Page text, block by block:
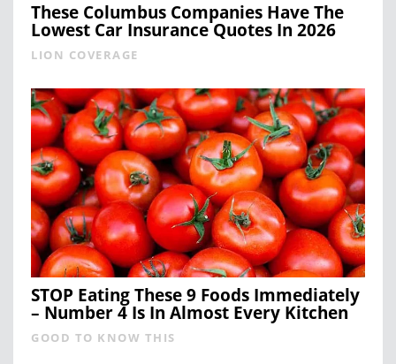
These Columbus Companies Have The
Lowest Car Insurance Quotes In 2026
LION COVERAGE
STOP Eating These 9 Foods Immediately
– Number 4 Is In Almost Every Kitchen
GOOD TO KNOW THIS